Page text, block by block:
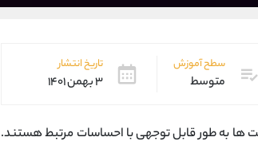
سطح آموزش
متوسط
تاریخ انتشار
۳ بهمن ۱۴۰۱
ها به طور قابل توجهی با احساسات مرتبط هستند.